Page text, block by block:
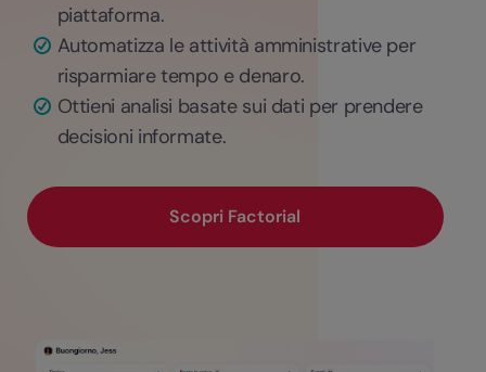
piattaforma.
Automatizza le attività amministrative per
risparmiare tempo e denaro.
Ottieni analisi basate sui dati per prendere
decisioni informate.
Scopri Factorial